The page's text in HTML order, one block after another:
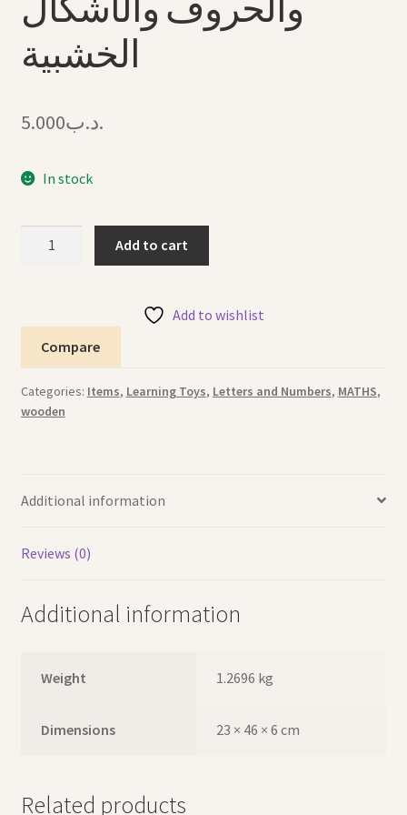
الخشبية
.د.ب5.000
In stock
6
1
لعبة
الأرقام
quantity
Add to cart
Add to wishlist
Compare
Categories: Items, Learning Toys, Letters and Numbers, MATHS,
wooden
Additional information
Reviews (0)
Additional information
Weight 1.2696 kg
Dimensions 23 × 46 × 6 cm
Related products